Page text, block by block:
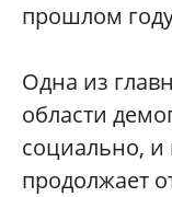
прошлом
Одна из
области
социально, и
продолжает